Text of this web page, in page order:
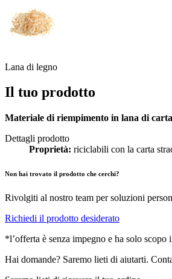
Lana di legno
Il tuo prodotto
Materiale di riempimento in lana di carta
Dettagli prodotto
Proprietà: riciclabili con la carta
Non hai trovato il prodotto che cerchi?
Rivolgiti al nostro team per soluzioni
Richiedi il prodotto desiderato
*l’offerta è senza impegno e ha solo
Hai domande? Saremo lieti di aiutarti.